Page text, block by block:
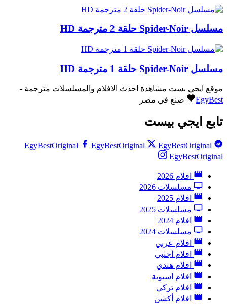
مسلسل Spider-Noir حلقة 2 مترجمة HD
مسلسل Spider-Noir حلقة 1 مترجمة HD
موقع ايجي بست مشاهدة احدث الافلام والمسلسلات مترجمة -
EgyBest
صنع في مصر
تابع ايجي بيست
EgyBestOriginal EgyBestOriginal
EgyBestOriginal
EgyBestOriginal
افلام 2026
مسلسلات 2026
افلام 2025
مسلسلات 2025
افلام 2024
مسلسلات 2024
افلام عربي
افلام أجنبي
افلام هندي
افلام اسيوية
افلام تركي
افلام أكشن